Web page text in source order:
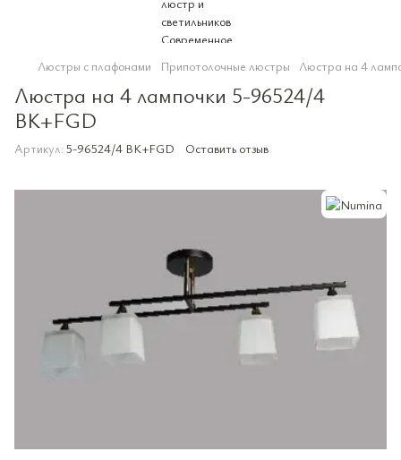
Люстры с плафонами Припотолочные люстры Люстра на 4
Люстра на 4 лампочки 5-96524/4
BK+FGD
Артикул: 5-96524/4 BK+FGD Оставить отзыв